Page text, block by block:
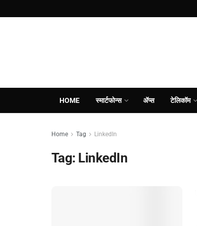
HOME स्मार्टफोन्स ॲप्स टेलिकॉम
Home Tag LinkedIn
Tag: LinkedIn